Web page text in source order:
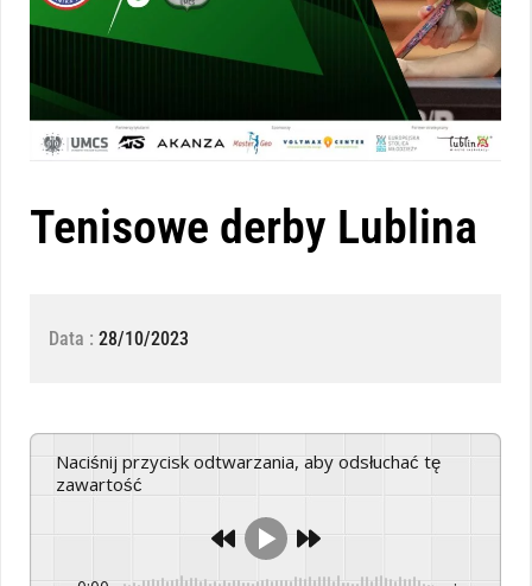
Tenisowe derby Lublina
Data : 28/10/2023
Naciśnij przycisk odtwarzania, aby odsłuchać tę
zawartość